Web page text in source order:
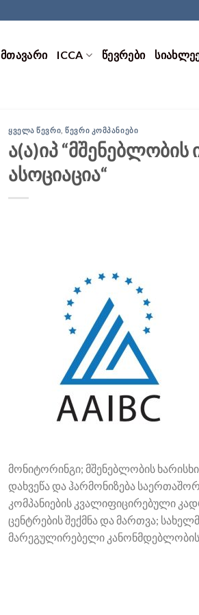
ᲛᲗᲐᲕᲐᲠᲘ ICCA ᲬᲔᲕᲠᲔᲑᲘ
ᲧᲕᲔᲚᲐ ᲬᲔᲕᲠᲘ ,ᲬᲔᲕᲠᲘ ᲙᲝᲛᲞᲐᲜᲘᲔᲑᲘ
ა(ა)იპ
ასოციაცია“
მონიტორინგი; მშენებლობის
დახვეწა და ჰარმონიზება
კომპანიების კვალიფიცირებული
ცენტრების შექმნა და მართვა;
მარეგულირებელი